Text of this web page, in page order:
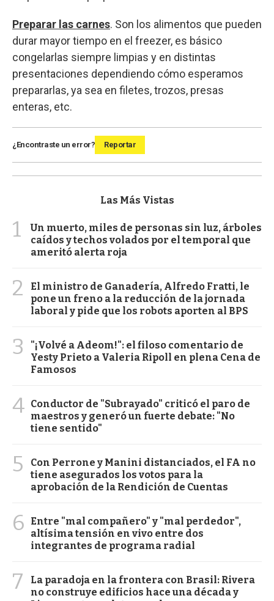
Preparar las carnes. Son los alimentos que pueden
durar mayor tiempo en el freezer, es básico
congelarlas siempre limpias y en distintas
presentaciones dependiendo cómo esperamos
prepararlas, ya sea en filetes, trozos, presas
enteras, etc.
¿Encontraste un error? Reportar
Las Más Vistas
1
Un muerto, miles de personas sin luz, árboles
caídos y techos volados por el temporal que
ameritó alerta roja
2
El ministro de Ganadería, Alfredo Fratti, le
pone un freno a la reducción de la jornada
laboral y pide que los robots aporten al BPS
3
"¡Volvé a Adeom!": el filoso comentario de
Yesty Prieto a Valeria Ripoll en plena Cena de
Famosos
4 Conductor de "Subrayado" criticó el paro de
maestros y generó un fuerte debate: "No
tiene sentido"
5
Con Perrone y Manini distanciados, el FA no
tiene asegurados los votos para la
aprobación de la Rendición de Cuentas
6
Entre "mal compañero" y "mal perdedor",
altísima tensión en vivo entre dos
integrantes de programa radial
7
La paradoja en la frontera con Brasil: Rivera
no construye edificios hace una década y